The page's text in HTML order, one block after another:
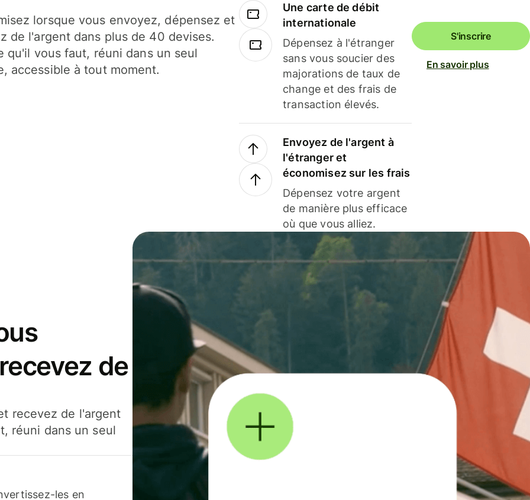
lorsque vous envoyez, dépensez et
de l'argent dans plus de 40 devises.
qu'il vous faut, réuni dans un seul
accessible à tout moment.
Une carte de débit
internationale
Dépensez à l'étranger
sans vous soucier des
majorations de taux de
change et des frais de
transaction élevés.
Envoyez de l'argent à
l'étranger et
économisez sur les frais
Dépensez votre argent
de manière plus efficace
où que vous alliez.
S'inscrire
En savoir plus
de
recevez de l'argent
réuni dans un seul
les en